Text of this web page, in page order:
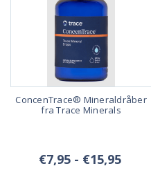
ConcenTrace® Mineraldråber
fra Trace Minerals
€7,95 - €15,95